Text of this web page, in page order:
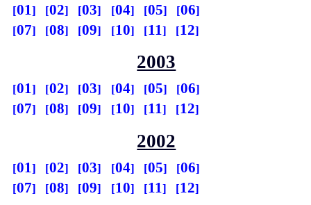
01 02 03 04 05
06
07
08 09 10 11 12
2003
01 02 03 04 05
06
07
08 09 10 11 12
2002
01 02 03 04 05
06
07
08 09 10 11 12